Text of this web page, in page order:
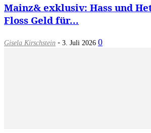
Mainz& exklusiv: Hass und
Floss Geld für...
Gisela Kirschstein - 3. Juli 2026 0